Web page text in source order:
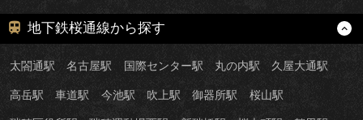
地下鉄桜通線から探す
太閤通駅 名古屋駅 国際センター駅 丸の内駅 久屋大通駅
高岳駅 車道駅 今池駅 吹上駅 御器所駅 桜山駅